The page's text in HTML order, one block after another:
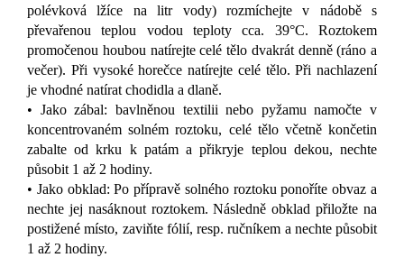
polévková lžíce na litr vody) rozmíchejte v nádobě s
převařenou teplou vodou teploty cca. 39°C. Roztokem
promočenou houbou natírejte celé tělo dvakrát denně (ráno a
večer). Při vysoké horečce natírejte celé tělo. Při nachlazení
je vhodné natírat chodidla a dlaně.
• Jako zábal: bavlněnou textilii nebo pyžamu namočte v
koncentrovaném solném roztoku, celé tělo včetně končetin
zabalte od krku k patám a přikryje teplou dekou, nechte
působit 1 až 2 hodiny.
• Jako obklad: Po přípravě solného roztoku ponoříte obvaz a
nechte jej nasáknout roztokem. Následně obklad přiložte na
postižené místo, zaviňte fólií, resp. ručníkem a nechte působit
1 až 2 hodiny.